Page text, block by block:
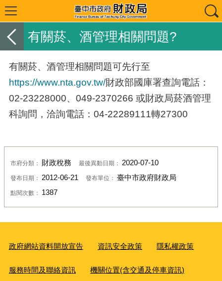
有關菸、酒管理相關問題?
有關菸、酒管理相關問題可先行至
https://www.nta.gov.tw/財政部國庫署查詢電話：
02-23228000、049-2370266 或財政局菸酒管理
科詢問，洽詢電話：04-22289111轉27300
市府分類： 財政稅務 最後異動日期： 2020-07-10
發布日期： 2012-06-21 發布單位： 臺中市政府財政局
點閱次數： 1387
政府網站資料開放宣告 資訊安全政策 隱私權政策
服務時間及聯絡資訊 機關位置(含交通及停車資訊)